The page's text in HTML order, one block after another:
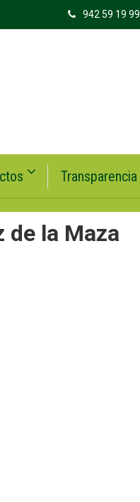
942 59 19 99
Transparencia
de la Maza